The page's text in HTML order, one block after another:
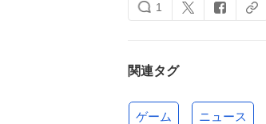
1
関連タグ
ゲーム ニュース